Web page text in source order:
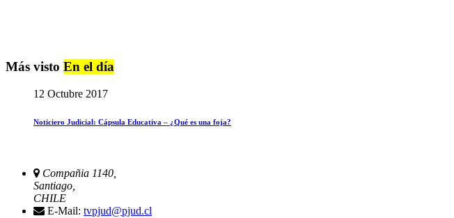
Más visto En el día
12 Octubre 2017
Noticiero Judicial: Cápsula Educativa – ¿Qué es una foja?
Compañia 1140,
Santiago,
CHILE
E-Mail: tvpjud@pjud.cl